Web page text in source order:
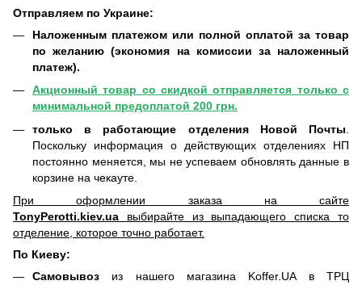
Отправляем по Украине:
Наложенным платежом или полной оплатой за товар
по желанию (экономия на комиссии за наложенный
платеж).
Акционный товар со скидкой отправляется только с
минимальной предоплатой 200 грн.
только в работающие отделения Новой Почты
Поскольку информация о действующих отделениях НП
постоянно меняется, мы не успеваем обновлять данные в
корзине на чекауте.
При оформлении заказа на сайте
TonyPerotti.kiev.ua выбирайте из выпадающего списка то
отделение, которое точно работает.
По Киеву:
Самовывоз из нашего магазина Koffer.UA в ТРЦ